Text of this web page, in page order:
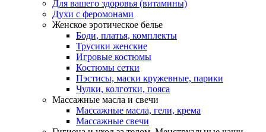
Для вашего здоровья (витамины)
Духи с феромонами
Женское эротическое белье
Боди, платья, комплекты
Трусики женские
Игровые костюмы
Костюмы сетки
Пэстисы, маски кружевные, парики
Чулки, колготки, пояса
Массажные масла и свечи
Массажные масла, гели, крема
Массажные свечи